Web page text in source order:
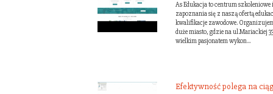
As Edukacja to centrum szkoleniowe
zapoznania się z naszą ofertą
kwalifikacje zawodowe.
duże miasto, gdzie na ul.Mariackiej
wielkim pasjonatem wykon...
Efektywność polega na